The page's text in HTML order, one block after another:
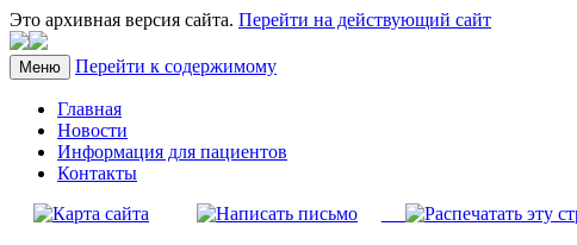
Это архивная версия сайта. Перейти на действующий сайт
Меню Перейти к содержимому
Главная
Новости
Информация для пациентов
Контакты